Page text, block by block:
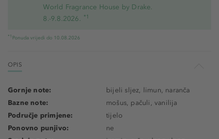
World Fragrance House by Drake.
8.-9.8.2026. *1
*1 Ponuda vrijedi do 10.08.2026
OPIS
Gornje note:
bijeli sljez, limun, naranča
Bazne note:
mošus, pačuli, vanilija
Područje primjene:
tijelo
Ponovno punjivo:
ne